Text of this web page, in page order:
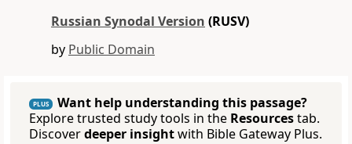
Russian Synodal Version (RUSV)
by Public Domain
PLUS
Want help understanding this passage?
Explore trusted study tools in the Resourcestab.
Discoverdeeper insightwith Bible Gateway Plus.